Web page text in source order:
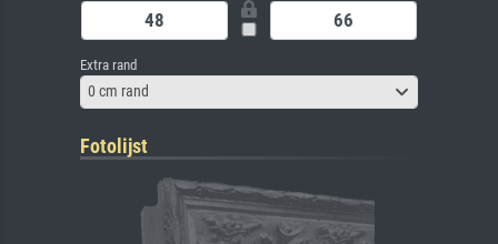
Extra rand
0 cm rand
Fotolijst